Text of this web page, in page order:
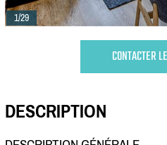
1/29
CONTACTER
DESCRIPTION